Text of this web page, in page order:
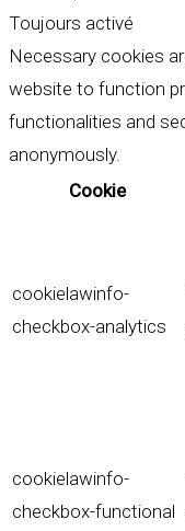
Toujours activé
Necessary cookies
website to function
functionalities and
anonymously.
Cookie
cookielawinfo-
checkbox-analytics
cookielawinfo-
checkbox-functional